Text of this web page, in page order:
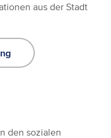
aus der Stadt
den sozialen